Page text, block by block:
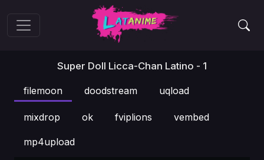
Super Doll Licca-Chan Latino - 1
filemoon doodstream uqload
mixdrop ok fviplions vembed
mp4upload